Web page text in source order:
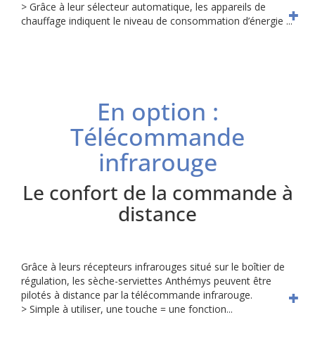
> Grâce à leur sélecteur automatique, les appareils de
chauffage indiquent le niveau de consommation d’énergie ...
En option :
Télécommande
infrarouge
Le confort de la commande à
distance
Grâce à leurs récepteurs infrarouges situé sur le boîtier de
régulation, les sèche-serviettes Anthémys peuvent être
pilotés à distance par la télécommande infrarouge.
> Simple à utiliser, une touche = une fonction...